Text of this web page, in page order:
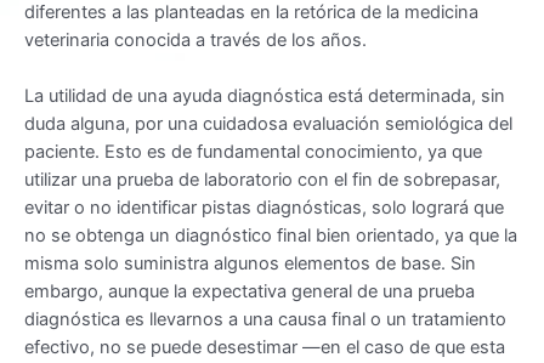
diferentes a las planteadas en la retórica de la medicina
veterinaria conocida a través de los años.
La utilidad de una ayuda diagnóstica está determinada, sin
duda alguna, por una cuidadosa evaluación semiológica del
paciente. Esto es de fundamental conocimiento, ya que
utilizar una prueba de laboratorio con el fin de sobrepasar,
evitar o no identificar pistas diagnósticas, solo logrará que
no se obtenga un diagnóstico final bien orientado, ya que la
misma solo suministra algunos elementos de base. Sin
embargo, aunque la expectativa general de una prueba
diagnóstica es llevarnos a una causa final o un tratamiento
efectivo, no se puede desestimar —en el caso de que esta